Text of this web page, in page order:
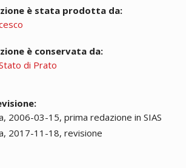
è stata prodotta da:
è conservata da:
di Prato
2006-03-15, prima redazione in SIAS
2017-11-18, revisione